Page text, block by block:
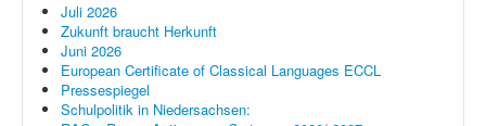
Juli 2026
Zukunft braucht Herkunft
Juni 2026
European Certificate of Classical Languages ECCL
Pressespiegel
Schulpolitik in Niedersachsen: